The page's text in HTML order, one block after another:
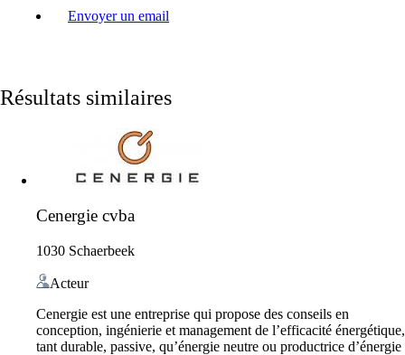
Envoyer un email
Résultats similaires
Cenergie cvba
1030 Schaerbeek
Acteur
Cenergie est une entreprise qui propose des conseils en
conception, ingénierie et management de l’efficacité énergétique,
tant durable, passive, qu’énergie neutre ou productrice d’énergie